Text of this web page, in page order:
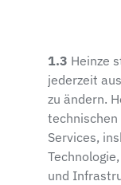
1.3 Heinze
jederzeit
zu ändern.
technischen
Services,
und